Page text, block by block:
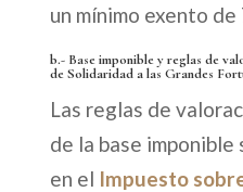
un mínimo exento
b.- Base imponible y reglas de
de Solidaridad a las Grandes
Las reglas de
de la base imponible
en el Impuesto